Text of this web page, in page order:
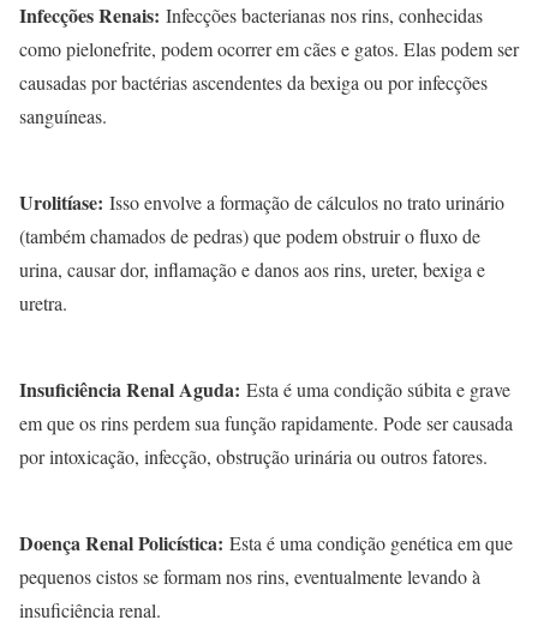
Infecções Renais: Infecções bacterianas nos rins, conhecidas
como pielonefrite, podem ocorrer em cães e gatos. Elas podem ser
causadas por bactérias ascendentes da bexiga ou por infecções
sanguíneas.
Urolitíase: Isso envolve a formação de cálculos no trato urinário
(também chamados de pedras) que podem obstruir o fluxo de
urina, causar dor, inflamação e danos aos rins, ureter, bexiga e
uretra.
Insuficiência Renal Aguda: Esta é uma condição súbita e grave
em que os rins perdem sua função rapidamente. Pode ser causada
por intoxicação, infecção, obstrução urinária ou outros fatores.
Doença Renal Policística: Esta é uma condição genética em que
pequenos cistos se formam nos rins, eventualmente levando à
insuficiência renal.